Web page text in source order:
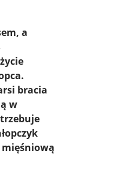
a
bracia
w